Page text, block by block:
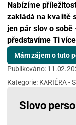
Nabízíme
zakládá na kvalitě
jen pár slov o sobě
představíme Ti
Mám zájem o tuto
Publikováno:
Kategorie: KARIÉRA -
Slovo